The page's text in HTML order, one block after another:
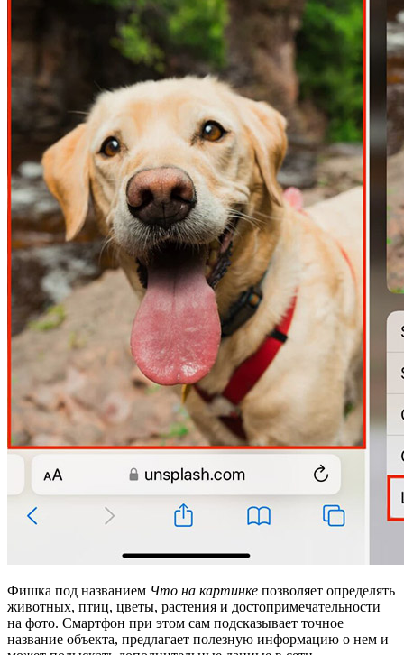
Фишка под названием Что на картинке позволяет определять
животных, птиц, цветы, растения и достопримечательности
на фото. Смартфон при этом сам подсказывает точное
название объекта, предлагает полезную информацию о нем и